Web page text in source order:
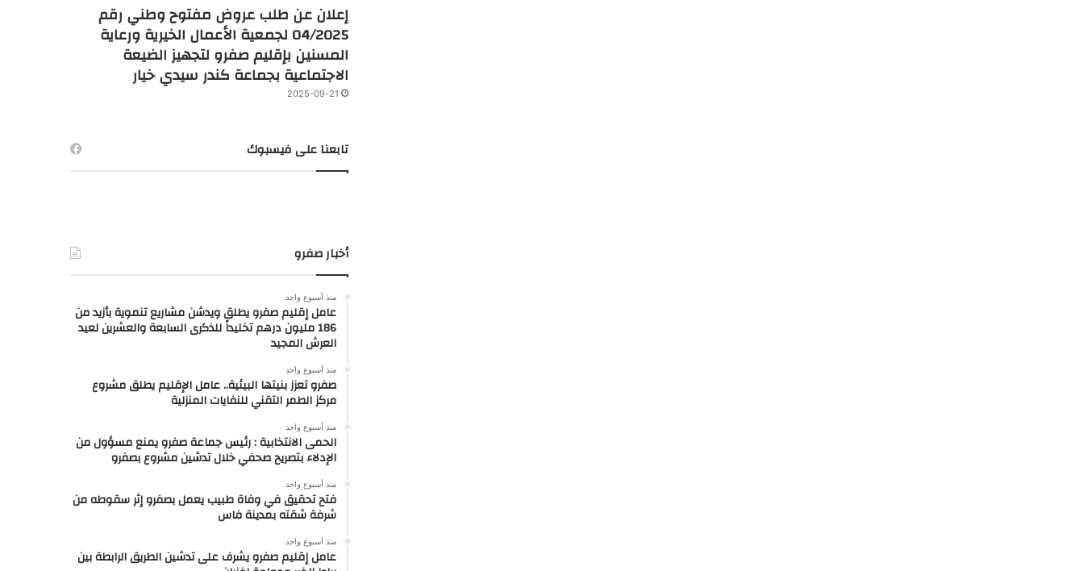
إعلان عن طلب عروض مفتوح وطني رقم
04/2025 لجمعية الأعمال الخيرية ورعاية
المسنين بإقليم صفرو لتجهيز الضيعة
الاجتماعية بجماعة كندر سيدي خيار
2025-09-21
تابعنا على فيسبوك
أخبار صفرو
منذ أسبوع واحد
عامل إقليم صفرو يطلق ويدشن مشاريع تنموية بأزيد من
186 مليون درهم تخليداً للذكرى السابعة والعشرين لعيد
العرش المجيد
منذ أسبوع واحد
صفرو تعزز بنيتها البيئية.. عامل الإقليم يطلق مشروع
مركز الطمر التقني للنفايات المنزلية
منذ أسبوع واحد
الحمى الانتخابية : رئيس جماعة صفرو يمنع مسؤول من
الإدلاء بتصريح صحفي خلال تدشين مشروع بصفرو
منذ أسبوع واحد
فتح تحقيق في وفاة طبيب يعمل بصفرو إثر سقوطه من
شرفة شقته بمدينة فاس
منذ أسبوع واحد
عامل إقليم صفرو يشرف على تدشين الطريق الرابطة بين